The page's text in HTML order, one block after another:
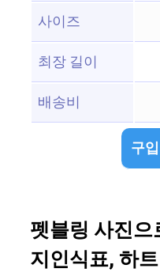
사이즈
최장 길이
배송비
구
펫블링 사진
지인식표, 하트